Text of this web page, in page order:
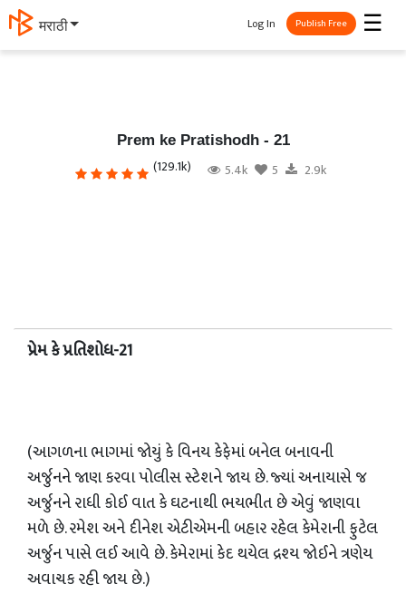
मराठी ☰
Log In Publish Free
Prem ke Pratishodh - 21
(129.1k) 5.4k 5 2.9k
પ્રેમ કે પ્રતિશોધ-21
(આગળના ભાગમાં જોયું કે વિનય કેફેમાં બનેલ બનાવની
અર્જુનને જાણ કરવા પોલીસ સ્ટેશને જાય છે. જ્યાં અનાયાસે જ
અર્જુનને રાધી કોઈ વાત કે ઘટનાથી ભયભીત છે એવું જાણવા
મળે છે. રમેશ અને દીનેશ એટીએમની બહાર રહેલ કેમેરાની ફુટેલ
અર્જુન પાસે લઈ આવે છે. કેમેરામાં કેદ થયેલ દ્રશ્ય જોઈને ત્રણેય
અવાચક રહી જાય છે.)